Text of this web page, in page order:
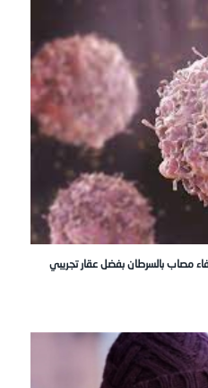
مصاب بالسرطان بفضل عقار تجريبي